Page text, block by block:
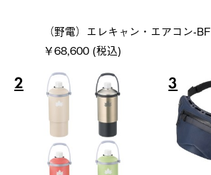
（野電）エレキャン・エアコン-BF
￥68,600 (税込)
2 3